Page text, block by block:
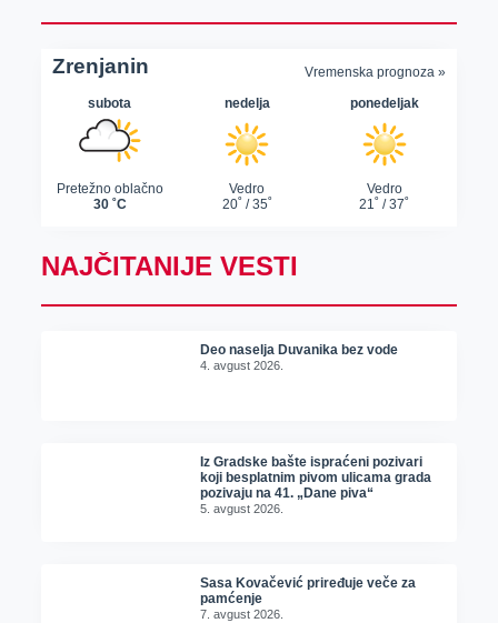
NAJČITANIJE VESTI
Deo naselja Duvanika bez vode
4. avgust 2026.
Iz Gradske bašte ispraćeni pozivari
koji besplatnim pivom ulicama grada
pozivaju na 41. „Dane piva“
5. avgust 2026.
Sasa Kovačević priređuje veče za
pamćenje
7. avgust 2026.